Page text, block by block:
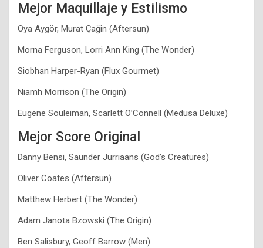
Mejor Maquillaje y Estilismo
Oya Aygör, Murat Çağin (Aftersun)
Morna Ferguson, Lorri Ann King (The Wonder)
Siobhan Harper-Ryan (Flux Gourmet)
Niamh Morrison (The Origin)
Eugene Souleiman, Scarlett O’Connell (Medusa Deluxe)
Mejor Score Original
Danny Bensi, Saunder Jurriaans (God’s Creatures)
Oliver Coates (Aftersun)
Matthew Herbert (The Wonder)
Adam Janota Bzowski (The Origin)
Ben Salisbury, Geoff Barrow (Men)